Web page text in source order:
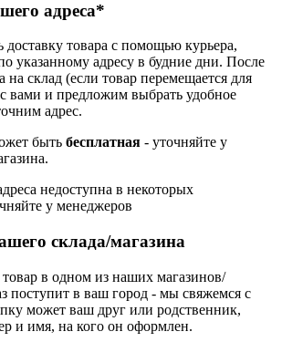
адреса*
доставку товара с помощью курьера,
указанному адресу в будние дни. После
на склад (если товар перемещается для
вами и предложим выбрать удобное
адрес.
быть бесплатная - уточняйте у
недоступна в некоторых
у менеджеров
склада/магазина
в одном из наших магазинов/
поступит в ваш город - мы свяжемся с
может ваш друг или родственник,
и имя, на кого он оформлен.